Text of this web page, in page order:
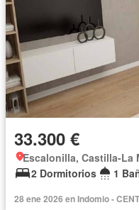
33.300 €
Escalonilla, Castilla-La
2 Dormitorios
1
28 ene 2026 en Indomio -